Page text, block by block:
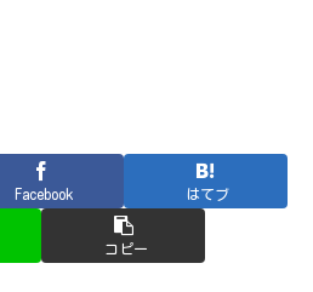
Facebook はてブ
コピー